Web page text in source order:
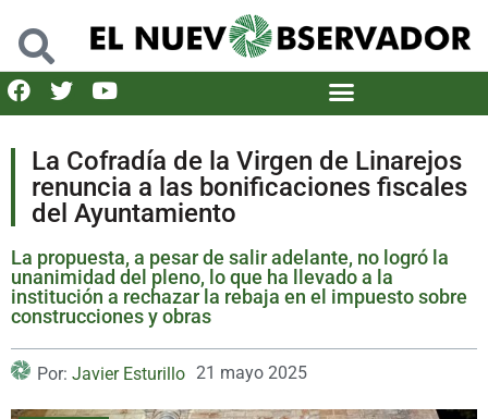
La Cofradía de la Virgen de Linarejos
renuncia a las bonificaciones fiscales
del Ayuntamiento
La propuesta, a pesar de salir adelante, no logró la
unanimidad del pleno, lo que ha llevado a la
institución a rechazar la rebaja en el impuesto sobre
construcciones y obras
Por: Javier Esturillo 21 mayo 2025